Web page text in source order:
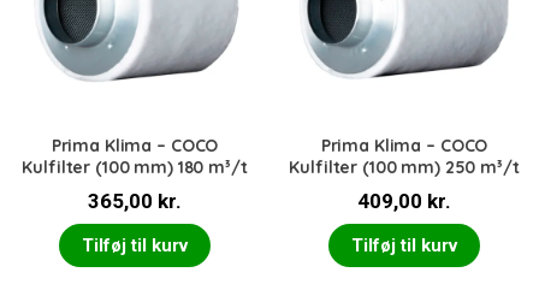
Prima Klima – COCO
Kulfilter (100 mm) 180 m³/t
365,00 kr.
Tilføj til kurv
Prima Klima – COCO
Kulfilter (100 mm) 250 m³/t
409,00 kr.
Tilføj til kurv